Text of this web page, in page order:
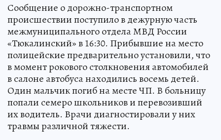
Сообщение о дорожно-транспортном
происшествии поступило в дежурную часть
межмуниципального отдела МВД России
«Тюкалинский» в 16:30. Прибывшие на место
полицейские предварительно установили, что
в момент рокового столкновения автомобилей
в салоне автобуса находились восемь детей.
Один мальчик погиб на месте ЧП. В больницу
попали семеро школьников и перевозивший
их водитель. Врачи диагностировали у них
травмы различной тяжести.